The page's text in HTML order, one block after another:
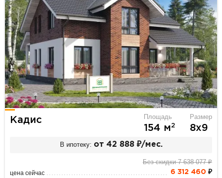
Кадис Площадь
154 м2
Размер
8х9
В ипотеку: от 42 888 ₽/мес.
Без скидки 7 638 077 ₽
цена сейчас 6 312 460 ₽